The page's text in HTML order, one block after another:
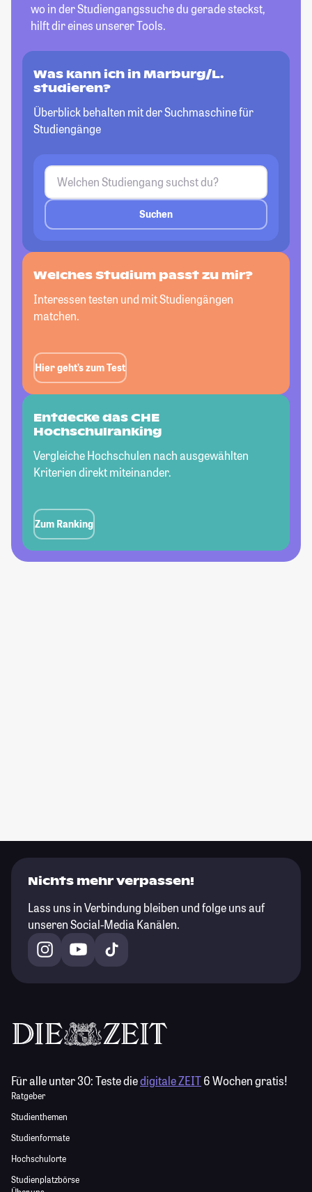
wo in der Studiengangssuche du gerade steckst,
hilft dir eines unserer Tools.
Was kann ich in Marburg/L.
studieren?
Überblick behalten mit der Suchmaschine für
Studiengänge
Suchen
Welches Studium passtzu mir?
Interessen testen und mit Studiengängen
matchen.
Hier geht’s zum Test
Entdecke das CHE
Hochschulranking
Vergleiche Hochschulen nach ausgewählten
Kriterien direkt miteinander.
Zum Ranking
Nichts mehr verpassen!
Lass uns in Verbindung bleiben und folge uns auf
unseren Social-Media Kanälen.
Für alle unter 30:Teste diedigitale ZEIT6 Wochen gratis!
Ratgeber
Studienthemen
Studienformate
Hochschulorte
Studienplatzbörse